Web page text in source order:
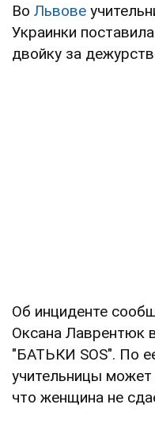
Во Львове
Украинки
двойку за
Об инциденте
Оксана Лаврентюк
"БАТЬКИ SOS". По
учительницы
что женщина не